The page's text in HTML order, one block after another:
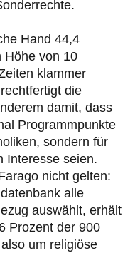
Hand 44,4
Höhe von 10
klammer
die
damit, dass
Programmpunkte
sondern für
Interesse seien.
nicht gelten:
alle
auswählt, erhält
Prozent der 900
um religiöse